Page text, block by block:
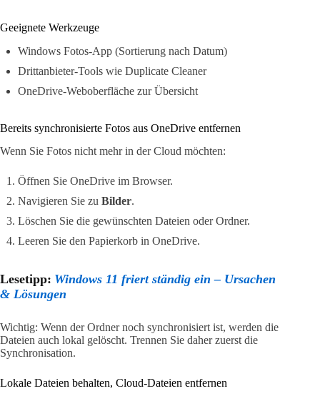
Geeignete Werkzeuge
Windows Fotos-App (Sortierung nach Datum)
Drittanbieter-Tools wie Duplicate Cleaner
OneDrive-Weboberfläche zur Übersicht
Bereits synchronisierte Fotos aus OneDrive entfernen
Wenn Sie Fotos nicht mehr in der Cloud möchten:
Öffnen Sie OneDrive im Browser.
Navigieren Sie zu Bilder.
Löschen Sie die gewünschten Dateien oder Ordner.
Leeren Sie den Papierkorb in OneDrive.
Lesetipp: Windows 11 friert ständig ein – Ursachen
& Lösungen
Wichtig: Wenn der Ordner noch synchronisiert ist, werden die
Dateien auch lokal gelöscht. Trennen Sie daher zuerst die
Synchronisation.
Lokale Dateien behalten, Cloud-Dateien entfernen